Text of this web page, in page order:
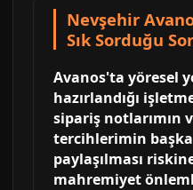
Nevşehir
Sık Sorduğu
Avanos'ta yöresel
hazırlandığı
sipariş notlarımın
tercihlerimin
paylaşılması
mahremiyet